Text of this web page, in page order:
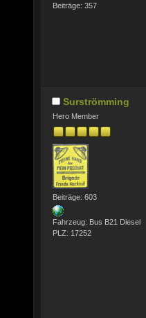
Beiträge: 357
Surströmming
Hero Member
Beiträge: 603
Fahrzeug: Bus B21 Diesel
PLZ: 17252